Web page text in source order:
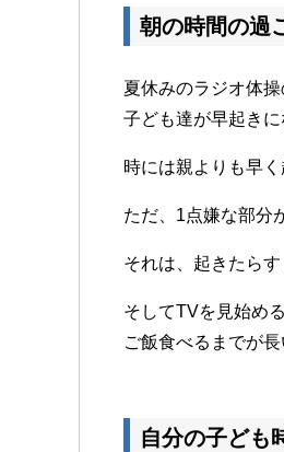
朝の時間の過
夏休みのラジオ体
子ども達が早起きに
時には親よりも早く
ただ、1点嫌な部分
それは、起きたら
そしてTVを見始め
ご飯食べるまでが長
自分の子ども